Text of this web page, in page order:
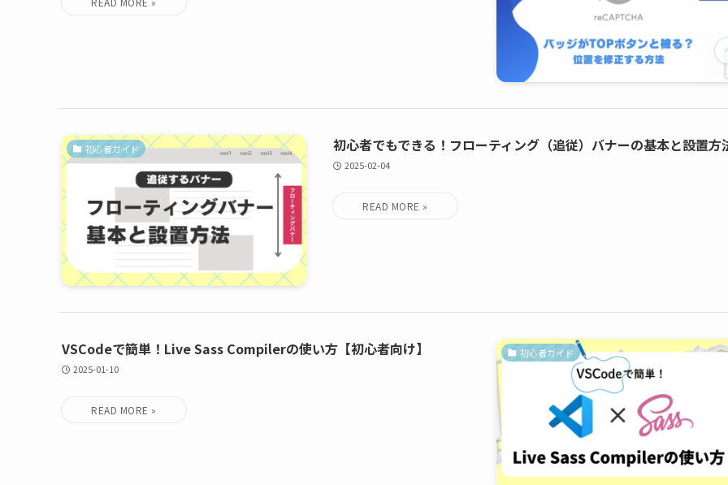
初心者ガイド 初心者でもできる！フローティング（追従）バナーの基本と設置方
2025-02-04
初心者ガイド
VSCodeで簡単！Live Sass Compilerの使い方【初心者向け】
2025-01-10